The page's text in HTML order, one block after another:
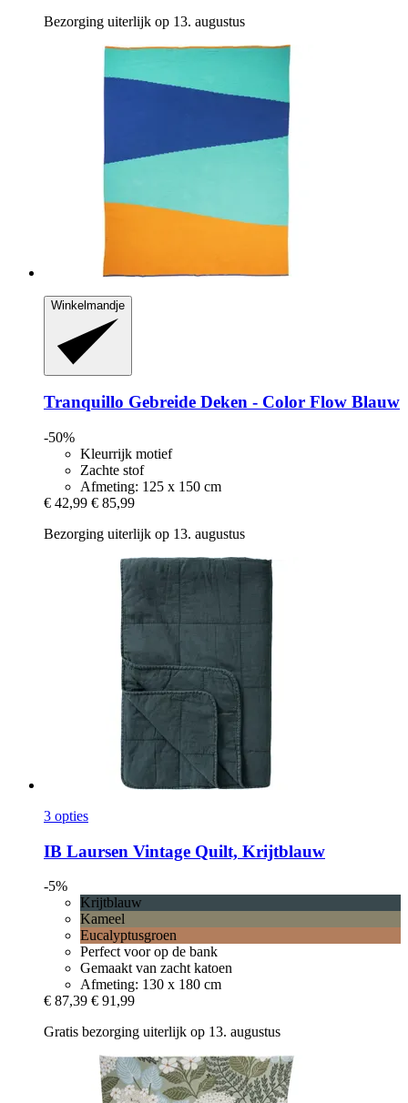
Bezorging uiterlijk op 13. augustus
Winkelmandje
Tranquillo Gebreide Deken -​ Color Flow Blauw
-50%
Kleurrijk motief
Zachte stof
Afmeting: 125 x 150 cm
€ 42,99 € 85,99
Bezorging uiterlijk op 13. augustus
3 opties
IB Laursen Vintage Quilt, Krijtblauw
-5%
Krijtblauw
Kameel
Eucalyptusgroen
Perfect voor op de bank
Gemaakt van zacht katoen
Afmeting: 130 x 180 cm
€ 87,39 € 91,99
Gratis bezorging uiterlijk op 13. augustus